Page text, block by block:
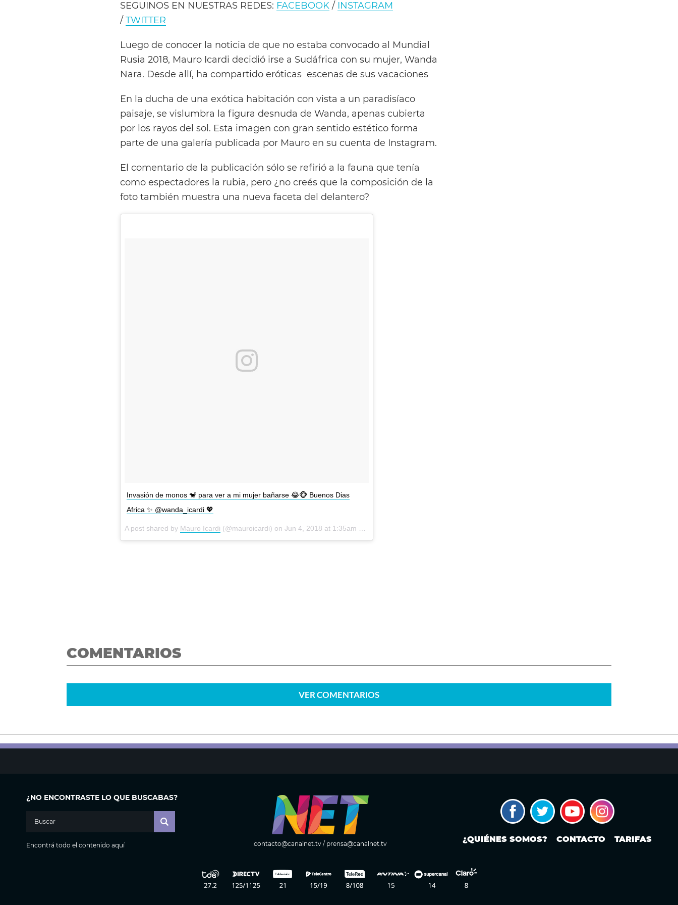
SEGUINOS EN NUESTRAS REDES: FACEBOOK / INSTAGRAM
/TWITTER
Luego de conocer la noticia de que no estaba convocado al Mundial
Rusia 2018, Mauro Icardi decidió irse a Sudáfrica con su mujer, Wanda
Nara. Desde allí, ha compartido eróticas escenas de sus vacaciones
En la ducha de una exótica habitación con vista a un paradisíaco
paisaje, se vislumbra la figura desnuda de Wanda, apenas cubierta
por los rayos del sol. Esta imagen con gran sentido estético forma
parte de una galería publicada por Mauro en su cuenta de Instagram.
El comentario de la publicación sólo se refirió a la fauna que tenía
como espectadores la rubia, pero ¿no creés que la composición de la
foto también muestra una nueva faceta del delantero?
Invasión de monos 🐒 para ver a mi mujer bañarse 😂🐵 Buenos Dias
Africa ✨ @wanda_icardi 💖
A post shared by Mauro Icardi (@mauroicardi) on Jun 4, 2018 at 1:35am PDT
COMENTARIOS
VERCOMENTARIOS
¿NO ENCONTRASTE LO QUE BUSCABAS?
Encontrá todo el contenido aquí contacto@canalnet.tv/ prensa@canalnet.tv ¿QUIÉNES SOMOS? CONTACTO TARIFAS